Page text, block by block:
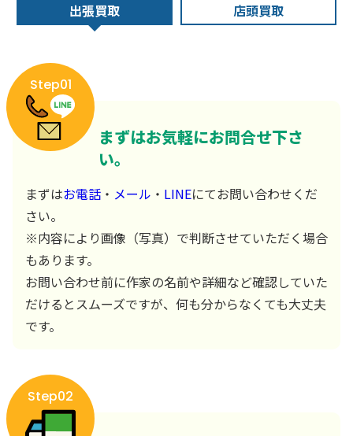
出張買取 店頭買取
Step01
まずはお気軽にお問合せ下さ
い。
まずはお電話 ・ メール ・ LINEにてお問い合わせくだ
さい。
※内容により画像（写真）で判断させていただく場合
もあります。
お問い合わせ前に作家の名前や詳細など確認していた
だけるとスムーズですが、何も分からなくても大丈夫
です。
Step02